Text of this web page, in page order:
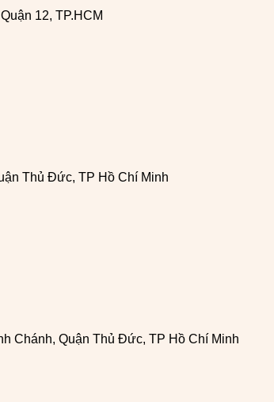
12, TP.HCM
Thủ Đức, TP Hồ Chí Minh
Chánh, Quận Thủ Đức, TP Hồ Chí Minh